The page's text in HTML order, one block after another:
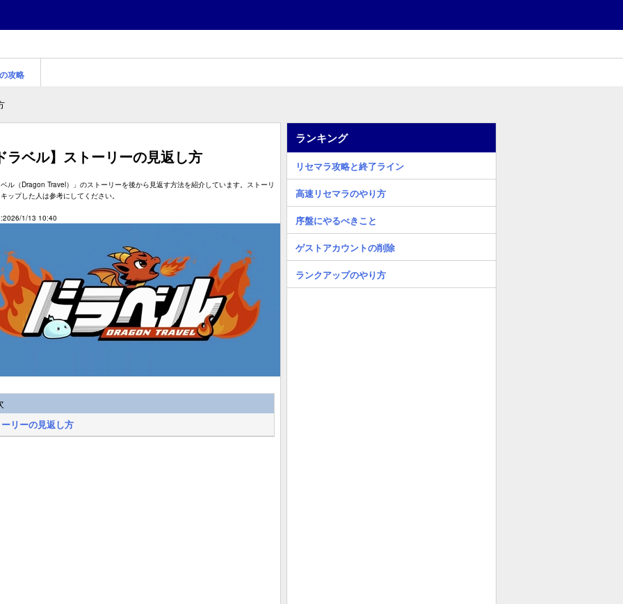
攻略
ラベル】ストーリーの見返し方
ル（Dragon Travel）」のストーリーを後から見返す方法を紹介しています。ストーリ
ップした人は参考にしてください。
1/13 10:40
リーの見返し方
ランキング
リセマラ攻略と終了ライン
高速リセマラのやり方
序盤にやるべきこと
ゲストアカウントの削除
ランクアップのやり方